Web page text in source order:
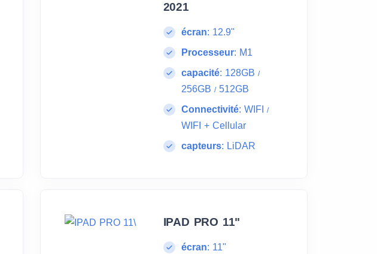
2021
écran: 12.9"
Processeur: M1
capacité: 128GB /
256GB /512GB
Connectivité: WIFI /
WIFI + Cellular
capteurs: LiDAR
IPAD PRO 11"
écran: 11"